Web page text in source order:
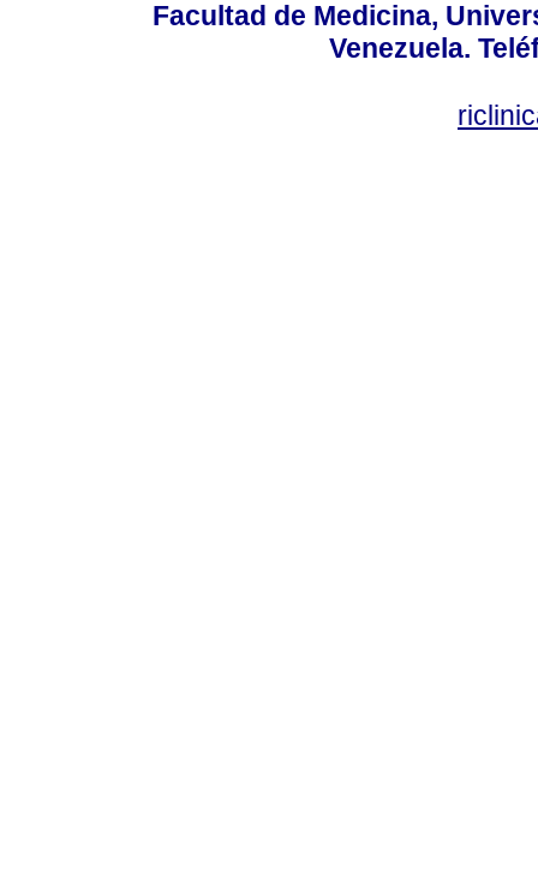
Facultad de Medicina,
Venezuela.